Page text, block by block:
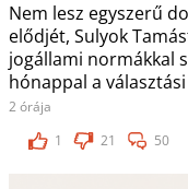
Nem lesz egyszerű
elődjét, Sulyok
jogállami normákkal
hónappal a
2 órája
1
21 50